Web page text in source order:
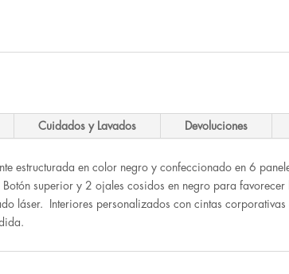
Cuidados y Lavados Devoluciones
estructurada en color negro y confeccionado en 6
superior y 2 ojales cosidos en negro para
láser. Interiores personalizados con cintas